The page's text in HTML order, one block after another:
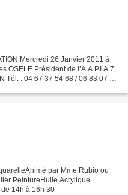
Mercredi 26 Janvier 2011 à
OSELE Président de l’A.A.P.I.A 7,
Tél. : 04 67 37 54 68 / 06 83 07 51
par Mme Rubio ou
PeintureHuile Acrylique
14h à 16h 30